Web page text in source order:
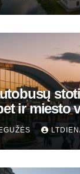
ir miesto
vartai į